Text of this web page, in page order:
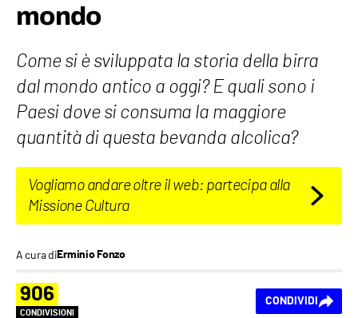
mondo
Come si è sviluppata la storia della birra
dal mondo antico a oggi? E quali sono i
Paesi dove si consuma la maggiore
quantità di questa bevanda alcolica?
Vogliamo andare oltre il web: partecipa alla
Missione Cultura
A cura diErminio Fonzo
906
CONDIVISIONI
CONDIVIDI